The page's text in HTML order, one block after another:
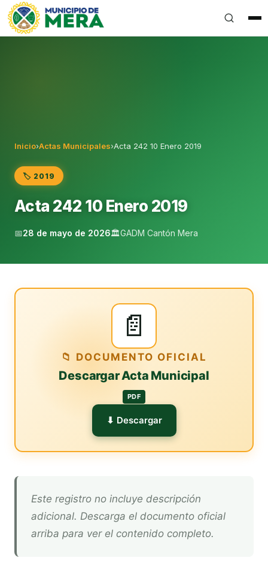
Gobierno Autónomo Descentralizado Municipal del
Inicio›Actas Municipales›Acta 242 10 Enero 2019
🏷️ 2019
Acta 242 10 Enero 2019
📅28 de mayo de 2026🏛️GADM Cantón Mera
📄
📁 DOCUMENTO OFICIAL
Descargar Acta Municipal
PDF
⬇ Descargar
Este registro no incluye descripción
adicional. Descarga el documento oficial
arriba para ver el contenido completo.